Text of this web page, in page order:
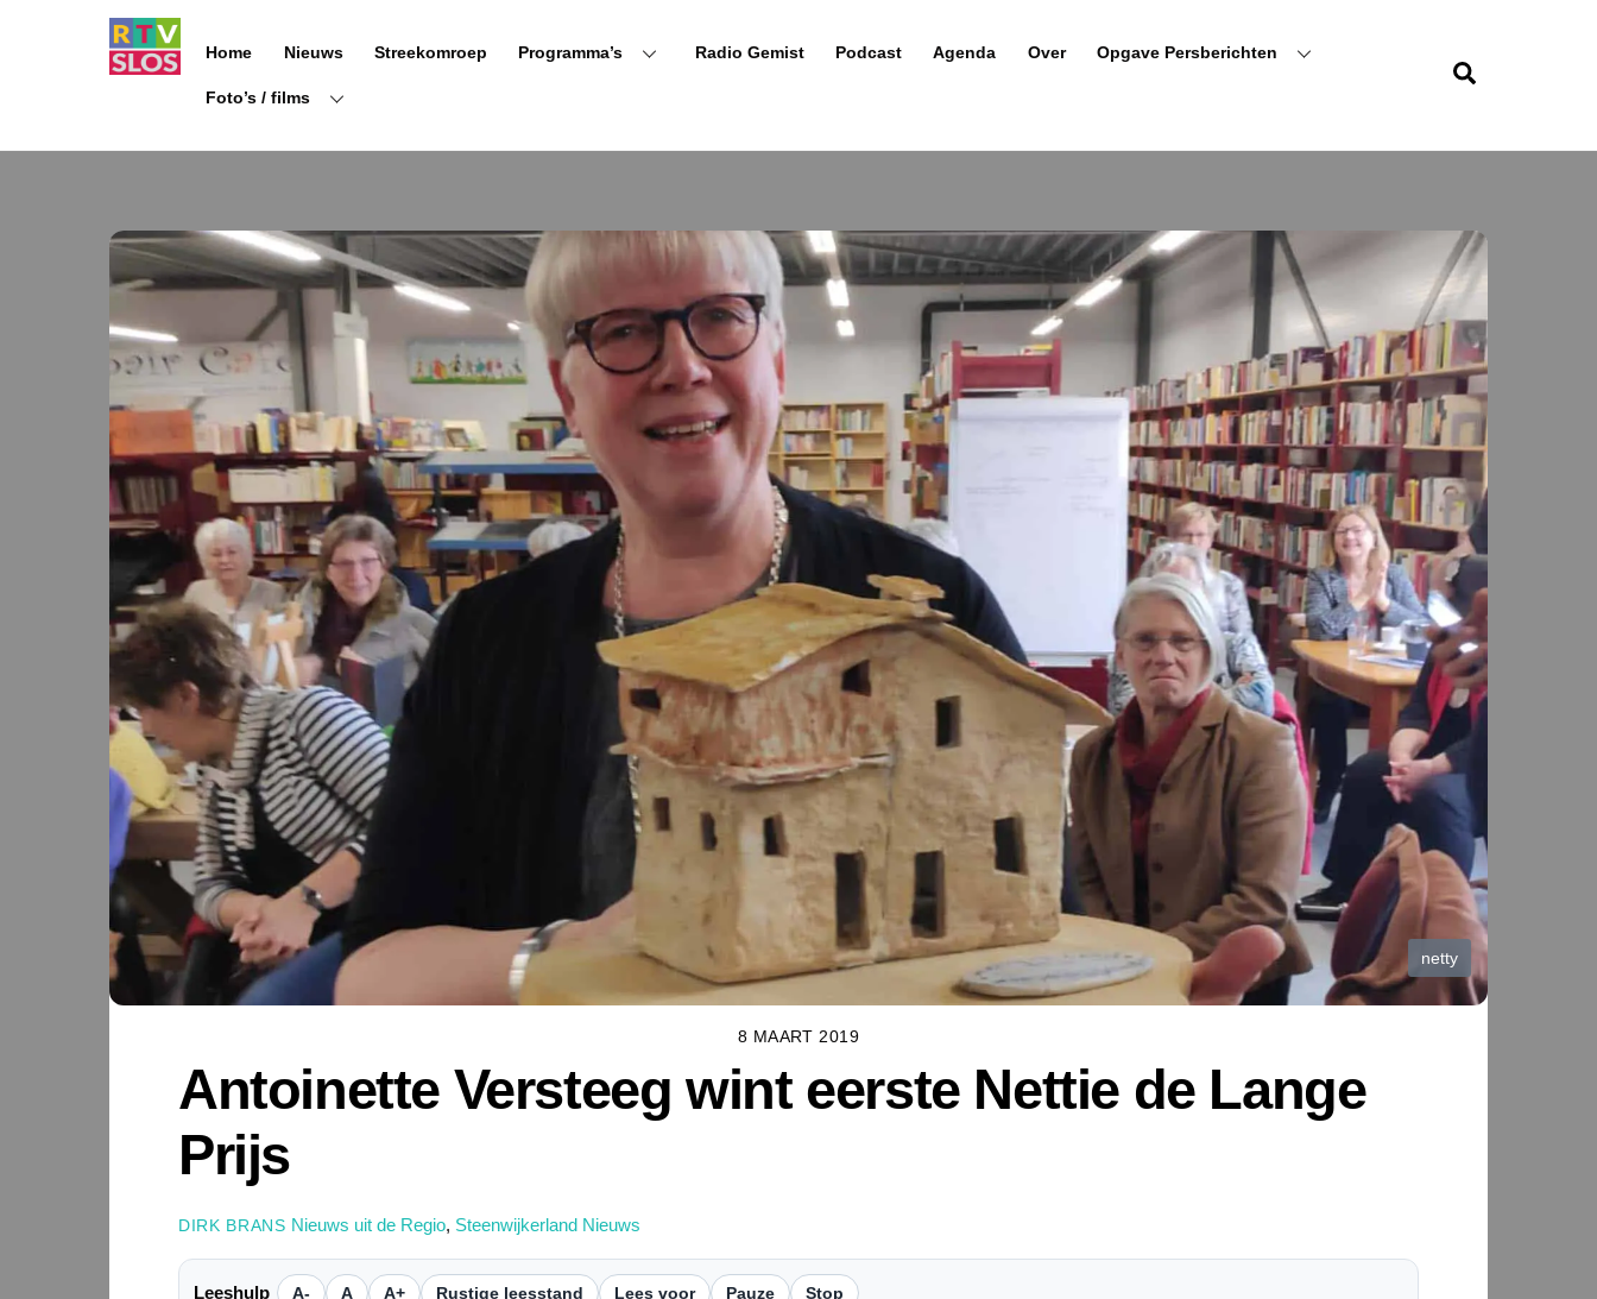
Home Nieuws Streekomroep Programma’s Radio Gemist Podcast Agenda Over Opgave Persberichten
Foto’s / films
netty
8 MAART 2019
Antoinette Versteeg wint eerste Nettie de Lange
Prijs
DIRK BRANS Nieuws uit de Regio, Steenwijkerland Nieuws
Leeshulp A- A A+ Rustige leesstand Lees voor Pauze Stop